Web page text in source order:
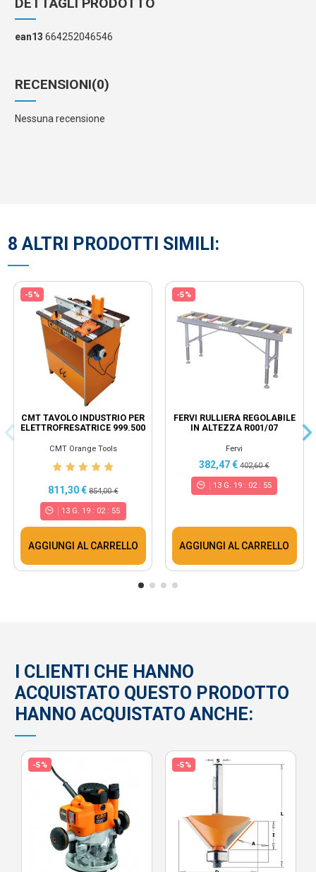
ean13 664252046546
RECENSIONI(0)
Nessuna recensione
8 ALTRI PRODOTTI SIMILI:
-5%
CMT TAVOLO INDUSTRIO PER
ELETTROFRESATRICE 999.500
CMT Orange Tools
811,30 € 854,00 €
13 G. 19 : 02: 55
AGGIUNGI AL CARRELLO
-5%
FERVI RULLIERA REGOLABILE
IN ALTEZZA R001/07
Fervi
382,47 €402,60 €
13G. 19: 02: 55
AGGIUNGI AL CARRELLO
I CLIENTI CHE HANNO
ACQUISTATO QUESTO PRODOTTO
HANNO ACQUISTATO ANCHE:
-5% -5%